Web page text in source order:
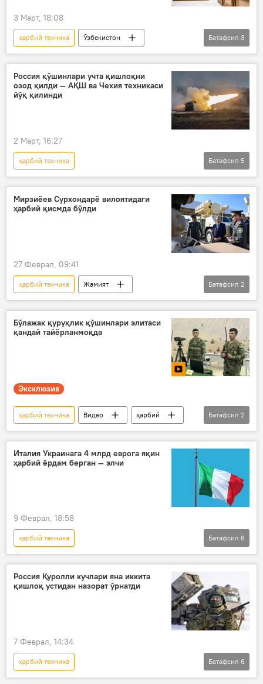
Ҳарбий денгиз флоти
3 Март, 18:08
ҳарбий техника
Ўзбекистон
Жамият
армия
Қуролли Кучлар
Шавкат Мирзиёев
Батафсил 3
Россия қўшинлари учта қишлоқни
озод қилди — АҚШ ва Чехия техникаси
йўқ қилинди
2 Март, 16:27
ҳарбий техника
Россиянинг Донбассдаги махсус ҳарбий операцияси
Дунё янгиликлари
Дунёда
Россия Мудофаа вазирлиги
Батафсил 5
Мирзиёев Сурхондарё вилоятидаги
ҳарбий қисмда бўлди
27 Феврал, 09:41
ҳарбий техника
Жамият
Шавкат Мирзиёев
Сурхондарё
Батафсил 2
Бўлажак қуруқлик қўшинлари элитаси
қандай тайёрланмоқда
Эксклюзив
ҳарбий техника Видео
ҳарбий
Мудофаа вазирлиги
Чирчиқ
Батафсил 2
Италия Украинага 4 млрд еврога яқин
ҳарбий ёрдам берган — элчи
9 Феврал, 18:58
ҳарбий техника
Россиянинг Донбассдаги махсус ҳарбий операцияси
Дунё янгиликлари
Дунёда
НАТО
Италия Украина
Батафсил 6
Россия Қуролли кучлари яна иккита
қишлоқ устидан назорат ўрнатди
7 Феврал, 14:34
ҳарбий техника
Россиянинг Донбассдаги махсус ҳарбий операцияси
Батафсил 6